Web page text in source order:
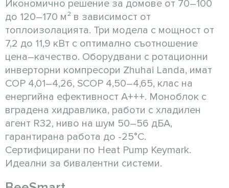
Икономично решение за домове от 70–100
до 120–170 м² в зависимост от
топлоизолацията. Три модела с мощност от
7,2 до 11,9 кВт с оптимално съотношение
цена–качество. Оборудвани с ротационни
инверторни компресори Zhuhai Landa, имат
COP 4,01–4,26, SCOP 4,50–4,65, клас на
енергийна ефективност A+++. Моноблок с
вградена хидравлика, работи с хладилен
агент R32, ниво на шум 50–56 дБА,
гарантирана работа до -25°C.
Сертифицирани по Heat Pump Keymark.
Идеални за бивалентни системи.